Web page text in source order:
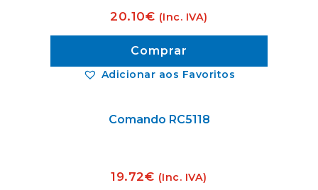
Adicionar aos Favoritos
20.10€ (Inc. IVA)
Comprar
Comando RC5118
19.72€ (Inc. IVA)